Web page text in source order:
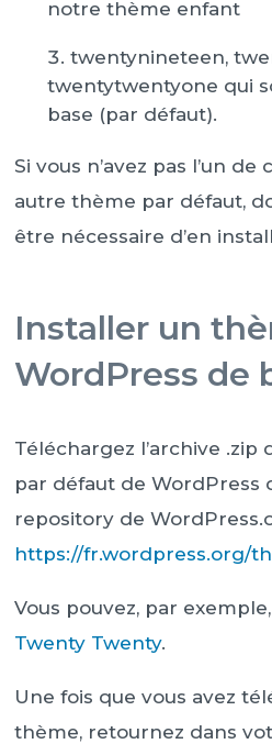
notre thème enfant
twentynineteen,
twentytwentyone qui
base (par défaut).
Si vous n’avez pas l’un
autre thème par défaut,
être nécessaire d’en
Installer un
WordPress de
Téléchargez l’archive .zip
par défaut de WordPress
repository de
https://fr.wordpress.org/
Vous pouvez, par
Twenty Twenty.
Une fois que vous avez
thème, retournez dans